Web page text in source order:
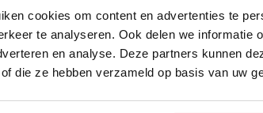
cookies om content en advertenties te
te analyseren. Ook delen we
en analyse. Deze partners kunnen
die ze hebben verzameld op basis van uw
op een startdatum en locatie
2026
Eindhoven,
Rotterdam,
Virtueel.